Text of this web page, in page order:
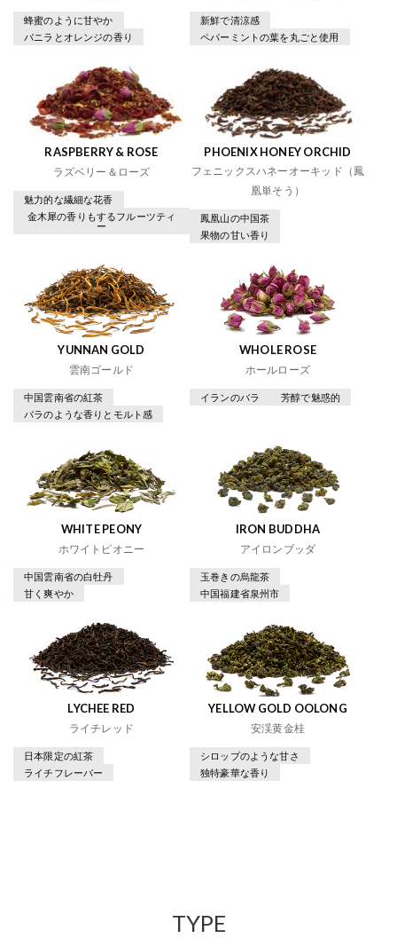
蜂蜜のように甘やか
バニラとオレンジの香り
新鮮で清涼感
ペパーミントの葉を丸ごと使用
RASPBERRY & ROSE
ラズベリー＆ローズ
魅力的な繊細な花香
金木犀の香りもするフルーツティ
ー
PHOENIX HONEY ORCHID
フェニックスハネーオーキッド（鳳
凰単そう）
鳳凰山の中国茶
果物の甘い香り
YUNNAN GOLD
雲南ゴールド
中国雲南省の紅茶
バラのような香りとモルト感
WHOLE ROSE
ホールローズ
イランのバラ 芳醇で魅惑的
WHITE PEONY
ホワイトピオニー
中国雲南省の白牡丹
甘く爽やか
IRON BUDDHA
アイロンブッダ
玉巻きの烏龍茶
中国福建省泉州市
LYCHEE RED
ライチレッド
日本限定の紅茶
ライチフレーバー
YELLOW GOLD OOLONG
安渓黄金桂
シロップのような甘さ
独特豪華な香り
TYPE